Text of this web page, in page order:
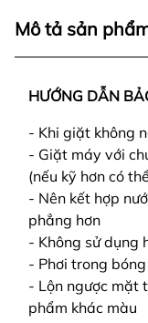
Mô tả sản
HƯỚNG DẪN
- Khi giặt không
- Giặt máy với
(nếu kỹ hơn có
- Nên kết hợp
phẳng hơn
- Không sử dụng
- Phơi trong
- Lộn ngược mặt
phẩm khác màu